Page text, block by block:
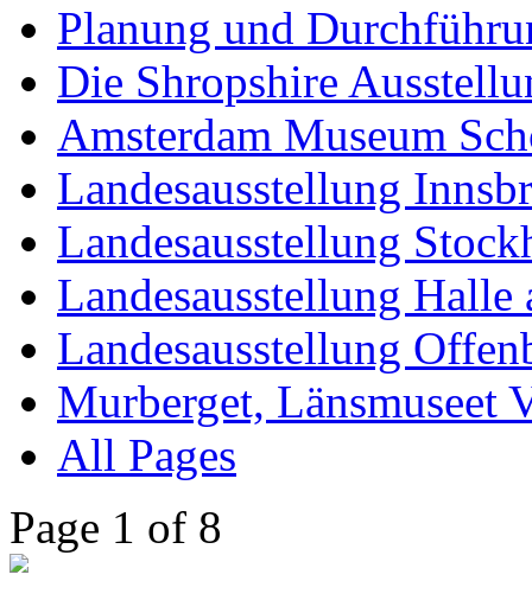
Planung und
Die Shropshire
Amsterdam Museum
Landesausstellung
Landesausstellung
Landesausstellung Halle
Landesausstellung
Murberget, Länsmuseet
All Pages
Page 1 of 8